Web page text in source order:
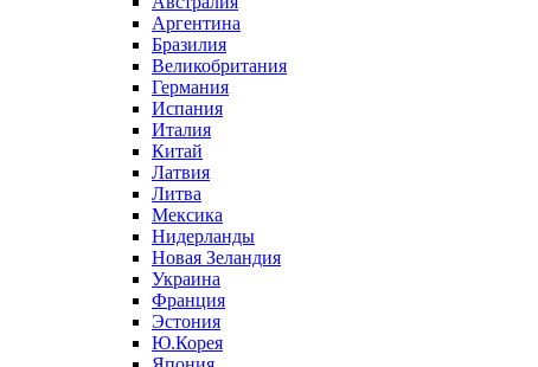
Аргентина
Бразилия
Великобритания
Германия
Испания
Италия
Китай
Латвия
Литва
Мексика
Нидерланды
Новая Зеландия
Украина
Франция
Эстония
Ю.Корея